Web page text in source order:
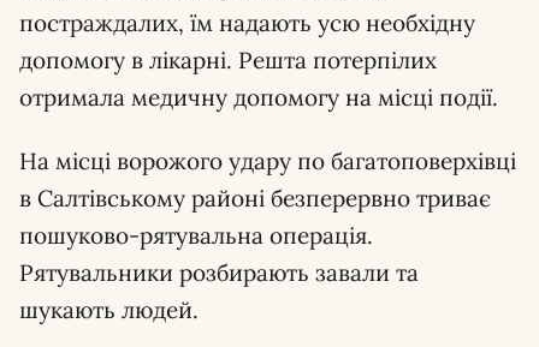
постраждалих, їм надають усю необхідну
допомогу в лікарні. Решта потерпілих
отримала медичну допомогу на місці події.
На місці ворожого удару по багатоповерхівці
в Салтівському районі безперервно триває
пошуково-рятувальна операція.
Рятувальники розбирають завали та
шукають людей.